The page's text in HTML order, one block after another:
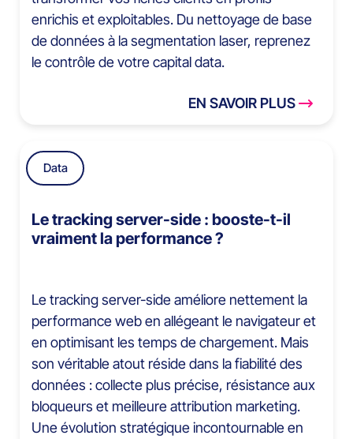
enrichis et exploitables. Du nettoyage de base
de données à la segmentation laser, reprenez
le contrôle de votre capital data.
EN SAVOIR PLUS
Data
Le tracking server-side : booste-t-il
vraiment la performance ?
Le tracking server-side améliore nettement la
performance web en allégeant le navigateur et
en optimisant les temps de chargement. Mais
son véritable atout réside dans la fiabilité des
données : collecte plus précise, résistance aux
bloqueurs et meilleure attribution marketing.
Une évolution stratégique incontournable en